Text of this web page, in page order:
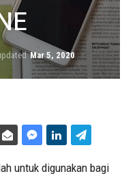
Mar 5, 2020
untuk digunakan bagi